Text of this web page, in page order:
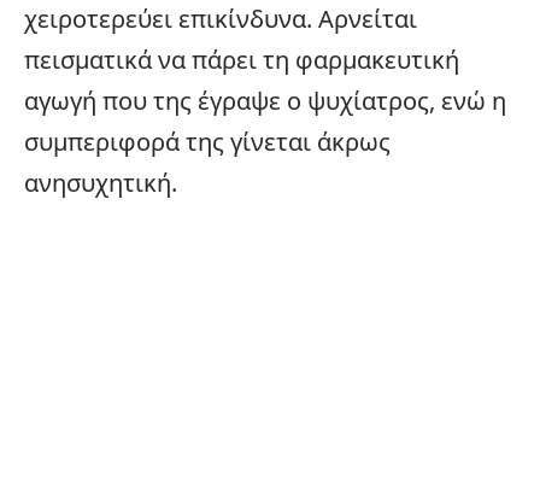
χειροτερεύει επικίνδυνα. Αρνείται
πεισματικά να πάρει τη φαρμακευτική
αγωγή που της έγραψε ο ψυχίατρος, ενώ η
συμπεριφορά της γίνεται άκρως
ανησυχητική.